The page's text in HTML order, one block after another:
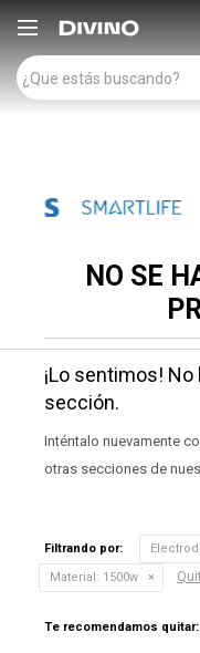

NO SE
¡Lo sentimos!
sección.
Inténtalo nuevamente
otras secciones de
Filtrando por:
Material: 1500w
Te recomendamos quitar: